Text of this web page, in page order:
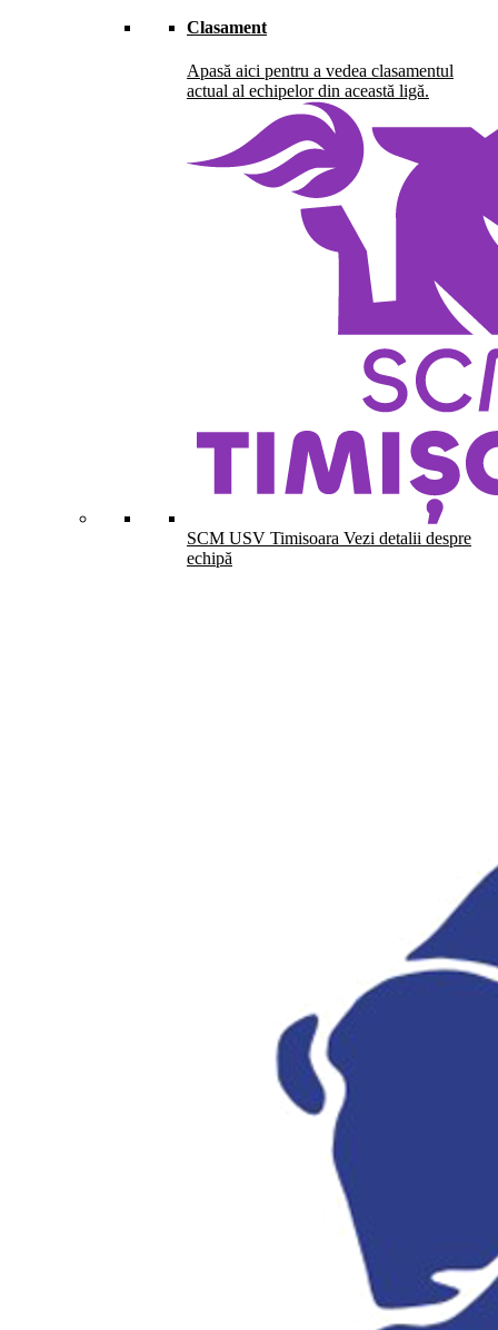
Clasament
Apasă aici pentru a vedea clasamentul
actual al echipelor din această ligă.
SCM USV Timisoara Vezi detalii despre
echipă